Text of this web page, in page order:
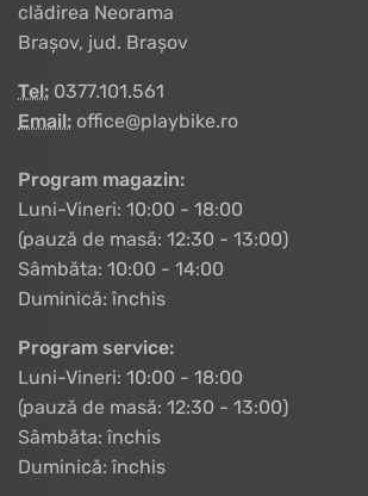
clădirea Neorama
Brașov, jud. Brașov
Tel: 0377.101.561
Email: office@playbike.ro
Program magazin:
Luni-Vineri: 10:00 - 18:00
(pauză de masă: 12:30 - 13:00)
Sâmbăta: 10:00 - 14:00
Duminică: închis
Program service:
Luni-Vineri: 10:00 - 18:00
(pauză de masă: 12:30 - 13:00)
Sâmbăta: închis
Duminică: închis